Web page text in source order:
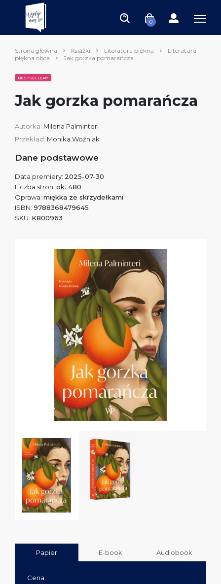
0
Strona główna Książki Literatura piękna
Literatura
piękna obca
Jak gorzka pomarańcza
BESTSELLERY
Jak gorzka pomarańcza
Autorka: Milena Palminteri
Przekład: Monika Woźniak
Dane podstawowe
Data premiery: 2025-07-30
Liczba stron: ok. 480
Oprawa: miękka ze skrzydełkami
ISBN: 9788368479645
SKU: K800963
Papier E-book Audiobook
Cena: